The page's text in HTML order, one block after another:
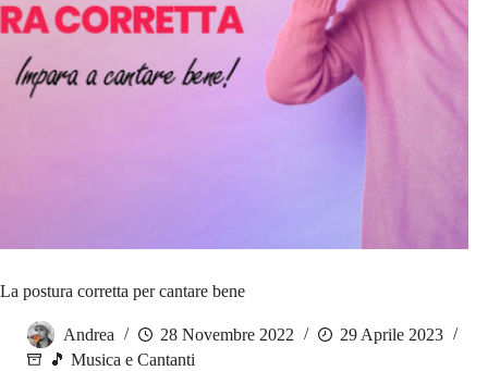
La postura corretta per cantare bene
Andrea 28 Novembre 2022
29 Aprile 2023
🎵 Musica e Cantanti